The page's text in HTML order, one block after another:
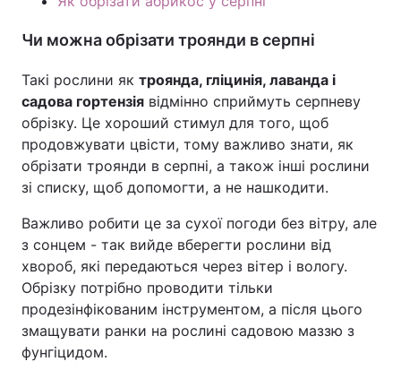
Чи можна обрізати троянди в серпні
Такі рослини як троянда, гліцинія, лаванда і
садова гортензія відмінно сприймуть серпневу
обрізку. Це хороший стимул для того, щоб
продовжувати цвісти, тому важливо знати, як
обрізати троянди в серпні, а також інші рослини
зі списку, щоб допомогти, а не нашкодити.
Важливо робити це за сухої погоди без вітру, але
з сонцем - так вийде вберегти рослини від
хвороб, які передаються через вітер і вологу.
Обрізку потрібно проводити тільки
продезінфікованим інструментом, а після цього
змащувати ранки на рослині садовою маззю з
фунгіцидом.